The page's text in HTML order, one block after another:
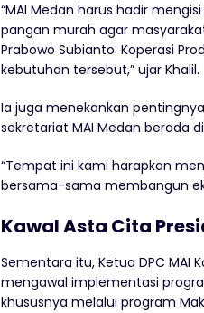
“MAI Medan harus hadir
pangan murah agar
Prabowo Subianto. Koperasi
kebutuhan tersebut,” ujar Khalil.
Ia juga menekankan
sekretariat MAI Medan berada
“Tempat ini kami harapkan
bersama-sama membangun
Kawal Asta Cita
Sementara itu, Ketua DPC MAI
mengawal implementasi
khususnya melalui program